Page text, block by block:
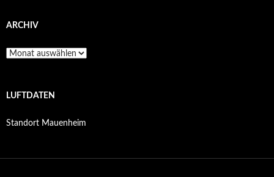
ARCHIV
Archiv
LUFTDATEN
Standort Mauenheim